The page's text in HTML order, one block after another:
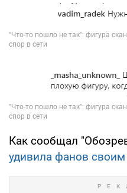
Как сообщал
удивила фанов